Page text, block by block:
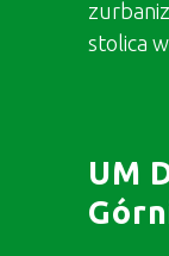
stolica
UM